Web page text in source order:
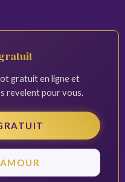
gratuit en ligne et
revelent pour vous.